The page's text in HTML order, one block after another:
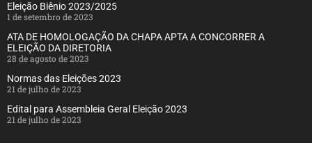
Eleição Biênio 2023/2025
1 de setembro de 2023
ATA DE HOMOLOGAÇÃO DA CHAPA APTA A CONCORRER A
ELEIÇÃO DA DIRETORIA
28 de agosto de 2023
Normas das Eleições 2023
21 de julho de 2023
Edital para Assembleia Geral Eleição 2023
21 de julho de 2023